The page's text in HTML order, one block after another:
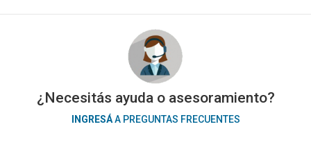
¿Necesitás ayuda o asesoramiento?
INGRESÁA PREGUNTAS FRECUENTES